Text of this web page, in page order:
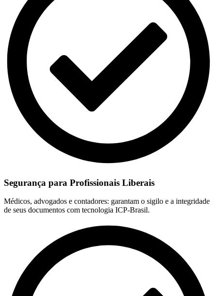
Segurança para Profissionais Liberais
Médicos, advogados e contadores: garantam o sigilo e a integridade
de seus documentos com tecnologia ICP-Brasil.